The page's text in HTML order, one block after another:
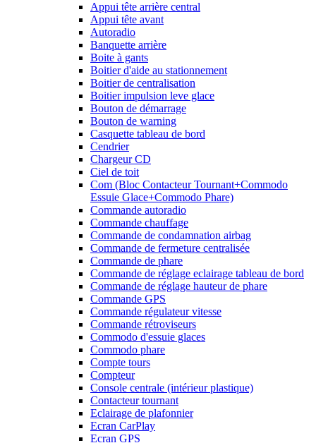
Appui tête arrière central
Appui tête avant
Autoradio
Banquette arrière
Boite à gants
Boitier d'aide au stationnement
Boitier de centralisation
Boitier impulsion leve glace
Bouton de démarrage
Bouton de warning
Casquette tableau de bord
Cendrier
Chargeur CD
Ciel de toit
Com (Bloc Contacteur Tournant+Commodo
Essuie Glace+Commodo Phare)
Commande autoradio
Commande chauffage
Commande de condamnation airbag
Commande de fermeture centralisée
Commande de phare
Commande de réglage eclairage tableau de bord
Commande de réglage hauteur de phare
Commande GPS
Commande régulateur vitesse
Commande rétroviseurs
Commodo d'essuie glaces
Commodo phare
Compte tours
Compteur
Console centrale (intérieur plastique)
Contacteur tournant
Eclairage de plafonnier
Ecran CarPlay
Ecran GPS